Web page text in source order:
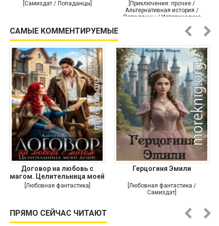
[Самиздат / Попаданцы]
[Приключения: прочее /
Альтернативная история /
Попаданцы / Исторические
САМЫЕ КОММЕНТИРУЕМЫЕ
Договор на любовь с
магом. Целительница моей
души
[Любовная фантастика]
Герцогиня Эмили
[Любовная фантастика /
Самиздат]
ПРЯМО СЕЙЧАС ЧИТАЮТ